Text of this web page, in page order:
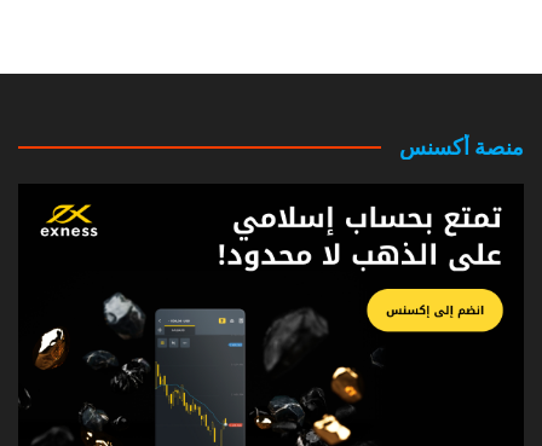
منصة أكسنس